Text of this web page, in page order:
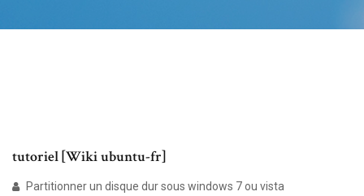
tutoriel [Wiki ubuntu-fr]
Partitionner un disque dur sous windows 7 ou vista